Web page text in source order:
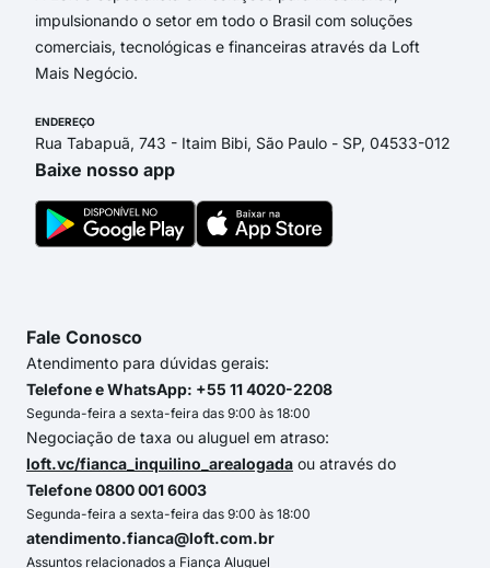
impulsionando o setor em todo o Brasil com soluções
comerciais, tecnológicas e financeiras através da Loft
Mais Negócio.
ENDEREÇO
Rua Tabapuã, 743 - Itaim Bibi, São Paulo - SP, 04533-012
Baixe nosso app
Fale Conosco
Atendimento para dúvidas gerais:
Telefone e WhatsApp: +55 11 4020-2208
Segunda-feira a sexta-feira das 9:00 às 18:00
Negociação de taxa ou aluguel em atraso:
loft.vc/fianca_inquilino_arealogada ou através do
Telefone 0800 001 6003
Segunda-feira a sexta-feira das 9:00 às 18:00
atendimento.fianca@loft.com.br
Assuntos relacionados a Fiança Aluguel